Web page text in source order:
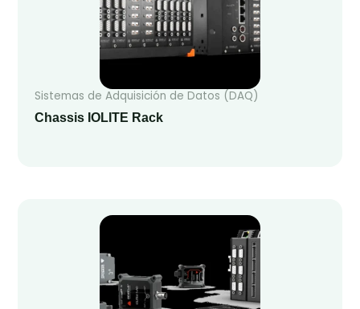
Sistemas de Adquisición de Datos (DAQ)
Chassis IOLITE Rack